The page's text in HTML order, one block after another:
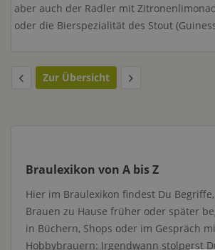
aber auch der Radler mit
oder die Bierspezialität des Stout
Zur Übersicht
Braulexikon von A bis Z
Hier im Braulexikon findest Du
Brauen zu Hause früher oder später
in Büchern, Shops oder im Gespräch
Hobbybrauern: Irgendwann stolperst